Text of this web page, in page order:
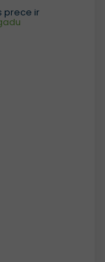
prece ir